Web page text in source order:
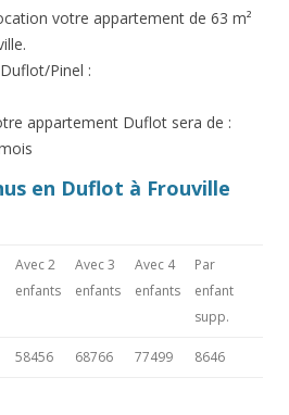
votre appartement de 63 m²
Pinel :
appartement Duflot sera de :
en Duflot à Frouville
Avec 2
enfants
Avec 3
enfants
Avec 4
enfants
Par
enfant
supp.
58456 68766 77499 8646